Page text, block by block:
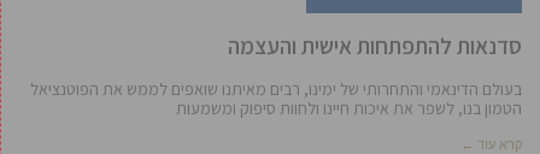
סדנאות להתפתחות אישית והעצמה
בעולם הדינאמי והתחרותי של ימינו, רבים מאיתנו שואפים לממש את הפוטנציאל
הטמון בנו, לשפר את איכות חיינו ולחוות סיפוק ומשמעות
קרא עוד ←